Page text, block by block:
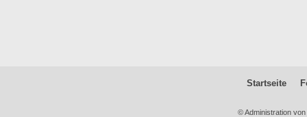
Startseite
© Administration